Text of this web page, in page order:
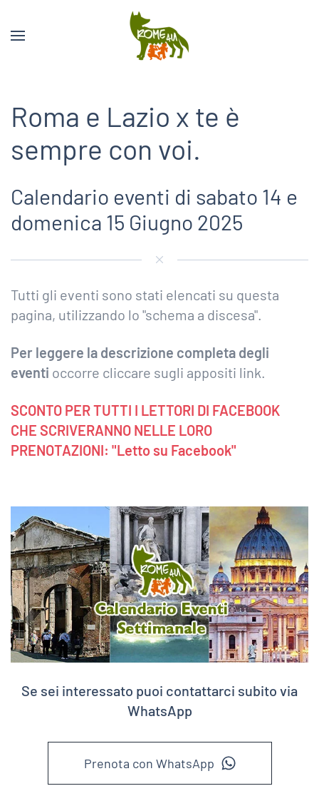
Roma e Lazio x te è
sempre con voi.
Calendario eventi di sabato 14 e
domenica 15 Giugno 2025
Tutti gli eventi sono stati elencati su questa
pagina, utilizzando lo "schema a discesa".
Per leggere la descrizione completa degli
eventi occorre cliccare sugli appositi link.
SCONTO PER TUTTI I LETTORI DI FACEBOOK
CHE SCRIVERANNO NELLE LORO
PRENOTAZIONI: "Letto su Facebook"
Se sei interessato puoi contattarci subito via
WhatsApp
Prenota con WhatsApp